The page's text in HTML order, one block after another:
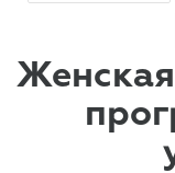
Женская